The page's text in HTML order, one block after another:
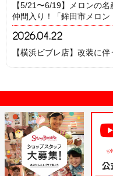
【5/21〜6/19】メロンの
仲間入り！「鉾田市メロン
2026.04.22
【横浜ビブレ店】改装に